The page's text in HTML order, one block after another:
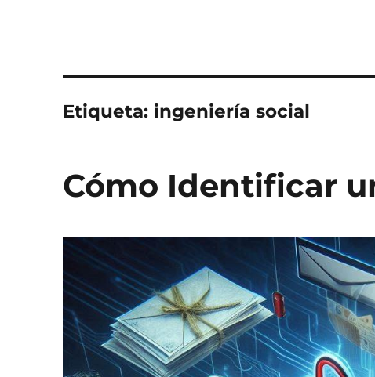
Etiqueta: ingeniería social
Cómo Identificar